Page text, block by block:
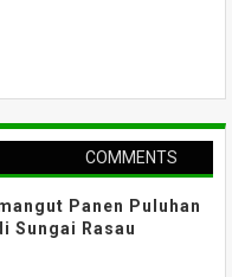
COMMENTS
Panen Puluhan
Sungai Rasau